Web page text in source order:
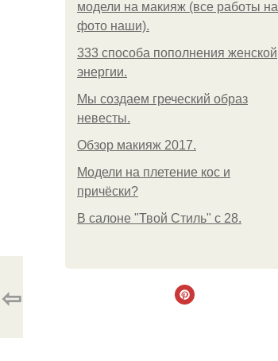
модели на макияж (все работы на
фото наши).
333 способа пополнения женской
энергии.
Мы создаем греческий образ
невесты.
Обзор макияж 2017.
Модели на плетение кос и
причёски?
В салоне "Твой Стиль" с 28.
⇦